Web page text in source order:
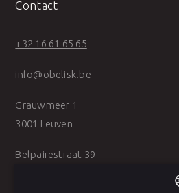
Contact
+32 16 61 65 65
info@obelisk.be
Grauwmeer 1
3001 Leuven
Belpairestraat 39